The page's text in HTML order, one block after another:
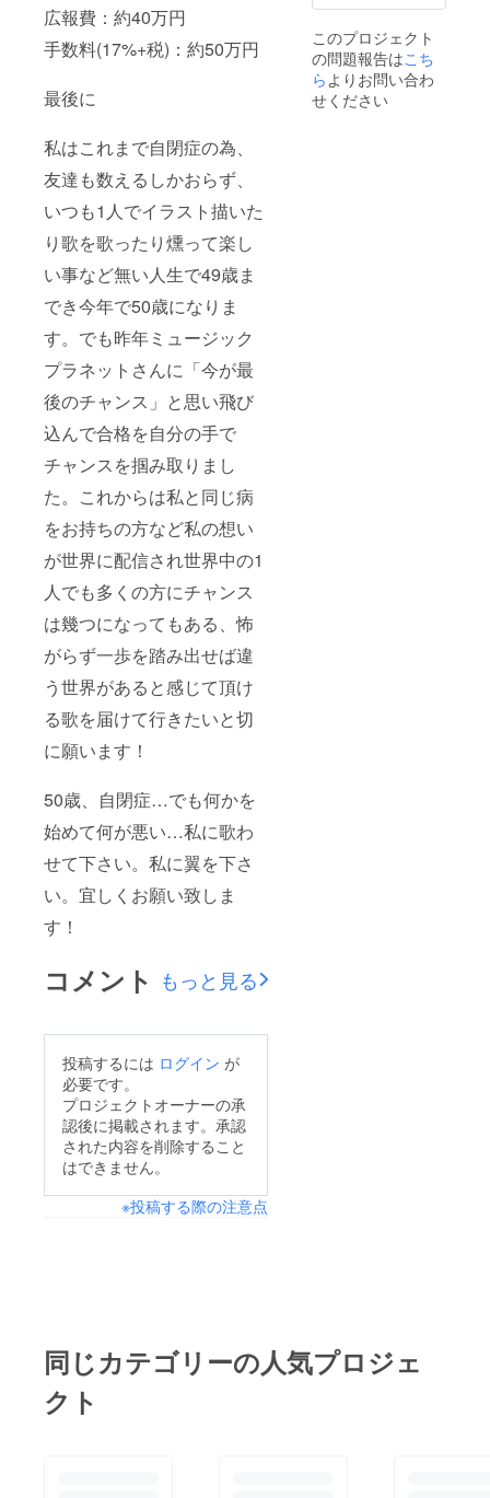
広報費：約40万円
手数料(17%+税)：約50万円
最後に
私はこれまで自閉症の為、
友達も数えるしかおらず、
いつも1人でイラスト描いた
り歌を歌ったり燻って楽し
い事など無い人生で49歳ま
でき今年で50歳になりま
す。でも昨年ミュージック
プラネットさんに「今が最
後のチャンス」と思い飛び
込んで合格を自分の手で
チャンスを掴み取りまし
た。これからは私と同じ病
をお持ちの方など私の想い
が世界に配信され世界中の1
人でも多くの方にチャンス
は幾つになってもある、怖
がらず一歩を踏み出せば違
う世界があると感じて頂け
る歌を届けて行きたいと切
に願います！
50歳、自閉症…でも何かを
始めて何が悪い…私に歌わ
せて下さい。私に翼を下さ
い。宜しくお願い致しま
す！
コメント もっと見る
投稿するには ログイン が
必要です。
プロジェクトオーナーの承
認後に掲載されます。承認
された内容を削除すること
はできません。
※投稿する際の注意点
このプロジェクト
の問題報告はこち
ら よりお問い合わ
せください
同じカテゴリーの人気プロジェ
クト